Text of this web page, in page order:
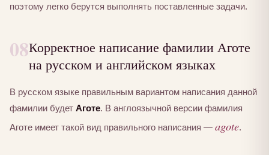
поэтому легко берутся выполнять поставленные задачи.
08Корректное написание фамилии Аготе
на русском и английском языках
В русском языке правильным вариантом написания данной
фамилии будет Аготе. В англоязычной версии фамилия
Аготе имеет такой вид правильного написания — agote.